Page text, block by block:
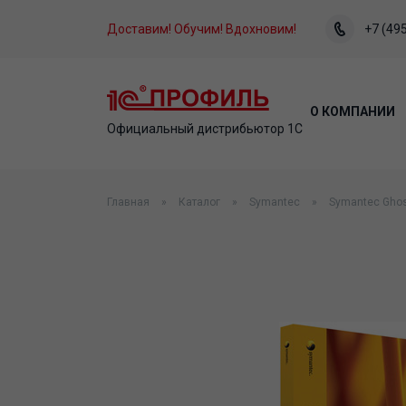
Доставим! Обучим! Вдохновим! +7
Официальный дистрибьютор 1С
О КОМПАНИИ
Главная Каталог Symantec Symantec